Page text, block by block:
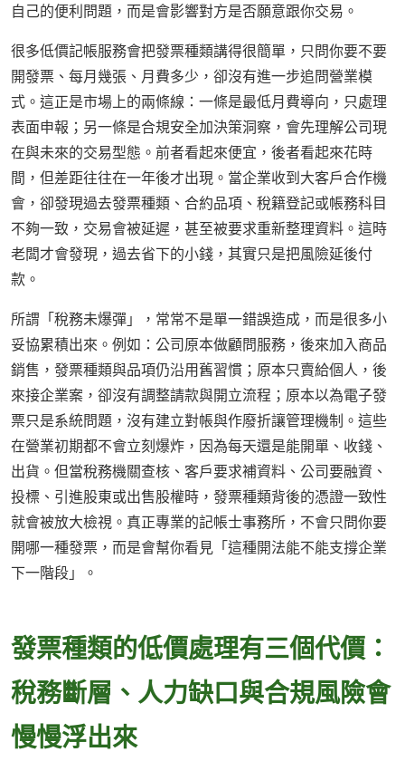
自己的便利問題，而是會影響對方是否願意跟你交易。
很多低價記帳服務會把發票種類講得很簡單，只問你要不要
開發票、每月幾張、月費多少，卻沒有進一步追問營業模
式。這正是市場上的兩條線：一條是最低月費導向，只處理
表面申報；另一條是合規安全加決策洞察，會先理解公司現
在與未來的交易型態。前者看起來便宜，後者看起來花時
間，但差距往往在一年後才出現。當企業收到大客戶合作機
會，卻發現過去發票種類、合約品項、稅籍登記或帳務科目
不夠一致，交易會被延遲，甚至被要求重新整理資料。這時
老闆才會發現，過去省下的小錢，其實只是把風險延後付
款。
所謂「稅務未爆彈」，常常不是單一錯誤造成，而是很多小
妥協累積出來。例如：公司原本做顧問服務，後來加入商品
銷售，發票種類與品項仍沿用舊習慣；原本只賣給個人，後
來接企業案，卻沒有調整請款與開立流程；原本以為電子發
票只是系統問題，沒有建立對帳與作廢折讓管理機制。這些
在營業初期都不會立刻爆炸，因為每天還是能開單、收錢、
出貨。但當稅務機關查核、客戶要求補資料、公司要融資、
投標、引進股東或出售股權時，發票種類背後的憑證一致性
就會被放大檢視。真正專業的記帳士事務所，不會只問你要
開哪一種發票，而是會幫你看見「這種開法能不能支撐企業
下一階段」。
發票種類的低價處理有三個代價：
稅務斷層、人力缺口與合規風險會
慢慢浮出來